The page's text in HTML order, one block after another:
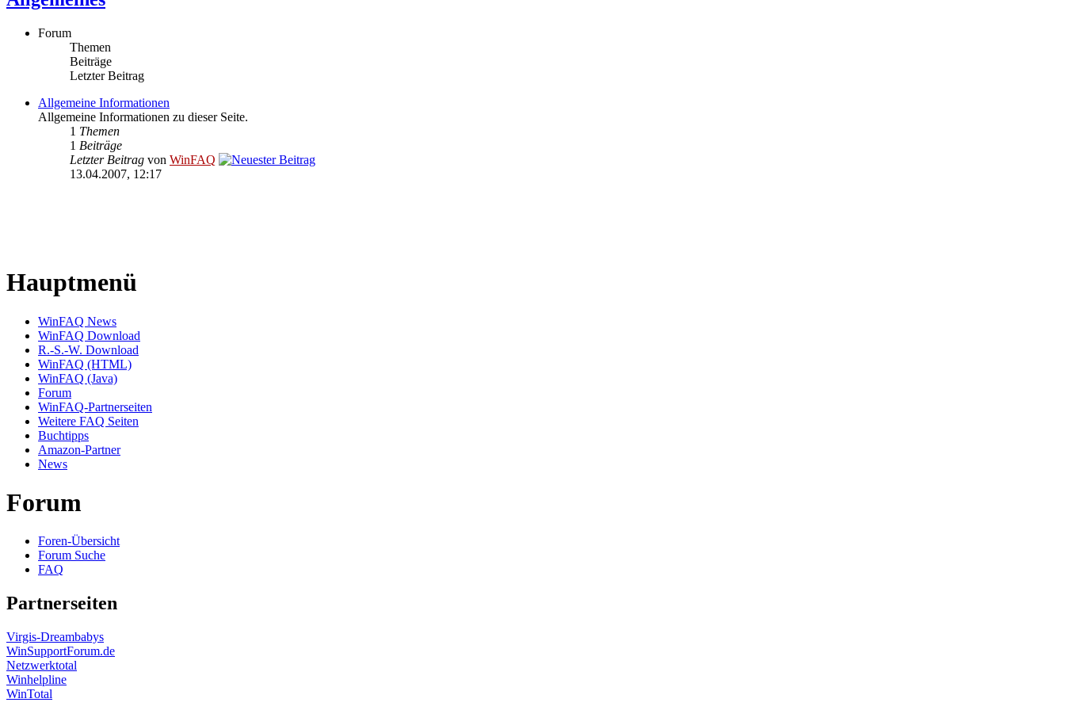
Forum
Themen
Beiträge
Letzter Beitrag
Allgemeine Informationen
Allgemeine Informationen zu dieser Seite.
1 Themen
1 Beiträge
Letzter Beitrag von WinFAQ
13.04.2007, 12:17
Hauptmenü
WinFAQ News
WinFAQ Download
R.-S.-W. Download
WinFAQ (HTML)
WinFAQ (Java)
Forum
WinFAQ-Partnerseiten
Weitere FAQ Seiten
Buchtipps
Amazon-Partner
News
Forum
Foren-Übersicht
Forum Suche
FAQ
Partnerseiten
Virgis-Dreambabys
WinSupportForum.de
Netzwerktotal
Winhelpline
WinTotal